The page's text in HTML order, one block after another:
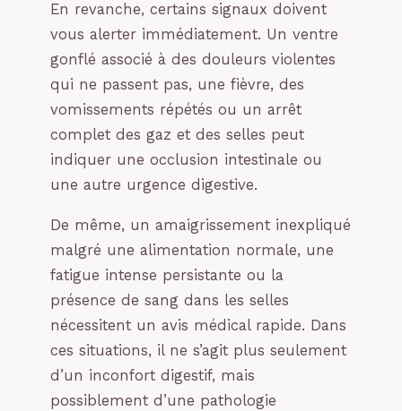
En revanche, certains signaux doivent
vous alerter immédiatement. Un ventre
gonflé associé à des douleurs violentes
qui ne passent pas, une fièvre, des
vomissements répétés ou un arrêt
complet des gaz et des selles peut
indiquer une occlusion intestinale ou
une autre urgence digestive.
De même, un amaigrissement inexpliqué
malgré une alimentation normale, une
fatigue intense persistante ou la
présence de sang dans les selles
nécessitent un avis médical rapide. Dans
ces situations, il ne s’agit plus seulement
d’un inconfort digestif, mais
possiblement d’une pathologie